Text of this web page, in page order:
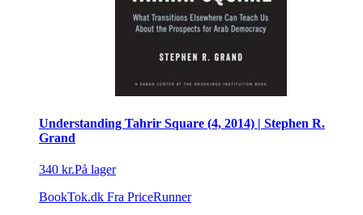
Understanding Tahrir Square (4, 2014) | Stephen R.
Grand
340 kr.På lager
BookTok.dk Fra PriceRunner